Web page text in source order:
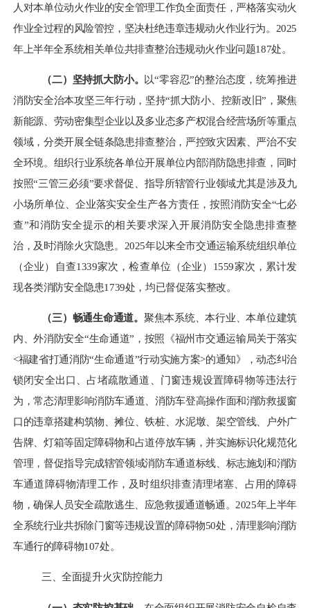
人对本单位动火作业的安全管理工作负全面责任，严格落实动火
作业全过程的风险管控，坚决杜绝违章违规动火作业行为。 2025
年上半年全系统相关单位共排查整治违规动火作业问题187处。
（二）坚持抓大防小。 以“零容忍”的整治态度，统筹推进
消防安全治本攻坚三年行动，坚持“抓大防小、控新改旧”，聚焦
新能源、劳动密集型企业以及多业态多产权混合经营场所等重点
领域，分类开展全链条隐患排查整治，严控致灾因素、严治不安
全环境。组织行业系统各单位开展单位内部消防隐患排查，同时
按照“三管三必须”要求督促、指导所辖管行业领域尤其是涉及九
小场所单位、企业落实安全生产各方责任，按照消防安全“七必
查”和消防安全提示的相关要求深入开展消防安全隐患排查整
治，及时消除火灾隐患。2025年以来全市交通运输系统组织单位
（企业）自查1339家次，检查单位（企业）1559家次，累计发
现各类消防安全隐患1739处，均已督促落实整改。
（三）畅通生命通道。 聚焦本系统、本行业、本单位建筑
内、外消防安全“生命通道”，按照《福州市交通运输局关于落实
<福建省打通消防“生命通道”行动实施方案>的通知》，动态纠治
锁闭安全出口、占堵疏散通道、门窗违规设置障碍物等违法行
为，常态清理影响消防车通道、消防车登高操作面和消防救援窗
口的违章搭建构筑物、摊位、铁桩、水泥墩、架空管线、户外广
告牌、灯箱等固定障碍物和占道停放车辆，并实施标识化规范化
管理，督促指导完成辖管领域消防车通道标线、标志施划和消防
车通道障碍物清理工作，及时组织排查清理堵塞、占用的障碍
物，确保人员安全疏散逃生、应急救援通道畅通。2025年上半年
全系统行业共拆除门窗等违规设置的障碍物50处，清理影响消防
车通行的障碍物107处。
三、全面提升火灾防控能力